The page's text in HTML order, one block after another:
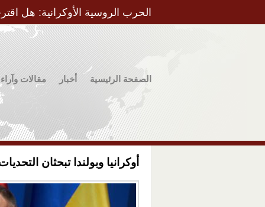
الحرب الروسية الأوكرانية: هل
الصفحة الرئيسية أخبار مقالات وآراء
أوكرانيا وبولندا تبحثان